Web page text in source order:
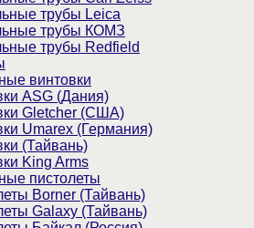
трубы Leica
трубы КОМЗ
трубы Redfield
винтовки
ASG (Дания)
Gletcher (США)
Umarex (Германия)
(Тайвань)
King Arms
пистолеты
Borner (Тайвань)
Galaxy (Тайвань)